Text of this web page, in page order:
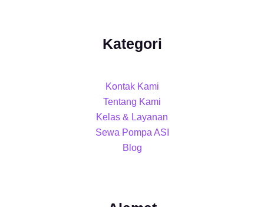
Kategori
Kontak Kami
Tentang Kami
Kelas & Layanan
Sewa Pompa ASI
Blog